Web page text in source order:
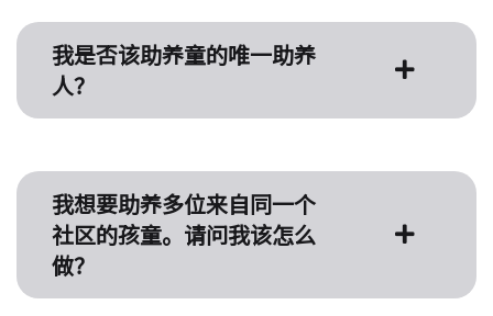
我是否该助养童的唯一助养
人？
我想要助养多位来自同一个
社区的孩童。请问我该怎么
做？